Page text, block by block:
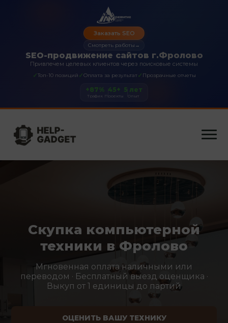
SEO-продвижение сайтов г.Фролово
Привлечем целевых клиентов через поисковые системы
✓Топ-10 позиций ✓Оплата за результат✓ Прозрачные отчеты
Заказать SEO
Смотреть работы →
+87%
Трафик
45+
Проекты
5 лет
Опыт
Скупка компьютерной
техники в Фролово
Мгновенная оплата наличными или
переводом · Бесплатный выезд оценщика ·
Выкуп от 1 единицы до партий
ОЦЕНИТЬ ВАШУ ТЕХНИКУ